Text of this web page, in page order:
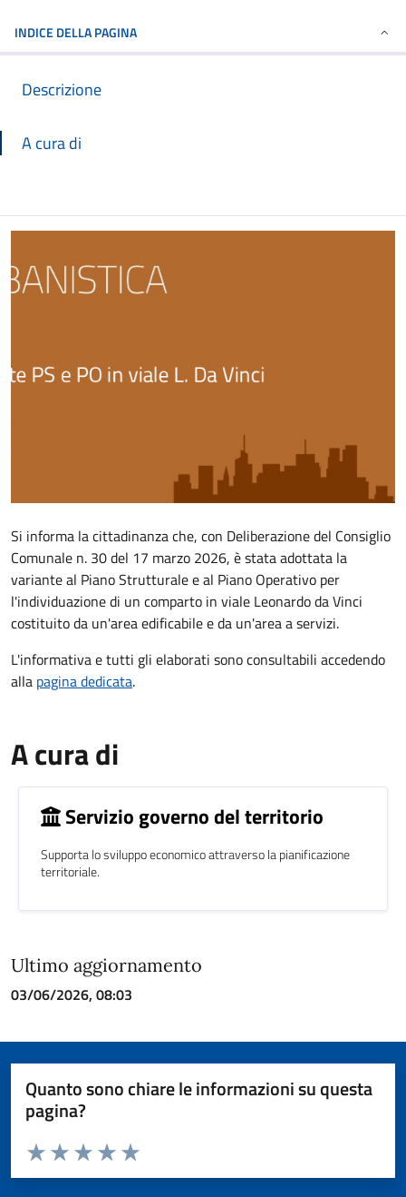
INDICE DELLA PAGINA
Descrizione
A cura di
Descrizione
Si informa la cittadinanza che, con Deliberazione del Consiglio
Comunale n. 30 del 17 marzo 2026, è stata adottata la
variante al Piano Strutturale e al Piano Operativo per
l'individuazione di un comparto in viale Leonardo da Vinci
costituito da un'area edificabile e da un'area a servizi.
L'informativa e tutti gli elaborati sono consultabili accedendo
alla pagina dedicata.
A cura di
Servizio governo del territorio
Supporta lo sviluppo economico attraverso la pianificazione
territoriale.
Ultimo aggiornamento
03/06/2026, 08:03
Quanto sono chiare le informazioni su questa
pagina?
Valuta da 1 a 5 stelle la pagina
Valuta 5 stelle su 5
Valuta 4 stelle su 5
Valuta 3 stelle su 5
Valuta 2 stelle su 5
Valuta 1 stelle su 5